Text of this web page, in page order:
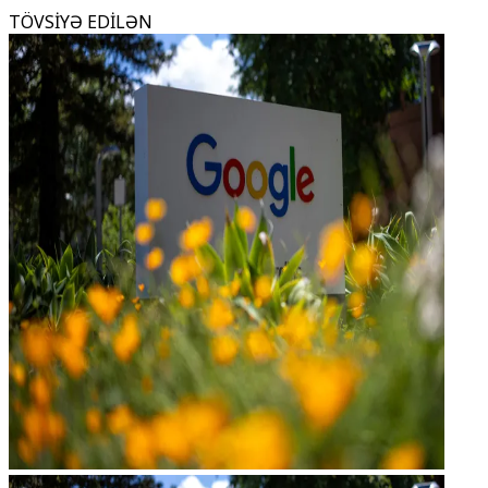
TÖVSİYƏ EDİLƏN